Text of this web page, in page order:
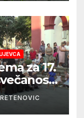
za 17.